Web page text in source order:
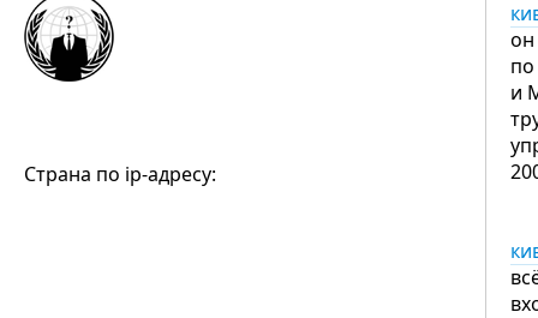
Страна по ip-адресу:
он
и